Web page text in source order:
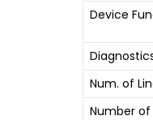
Device
Num. of
Number of